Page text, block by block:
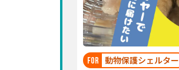
FOR 動物保護シェルター